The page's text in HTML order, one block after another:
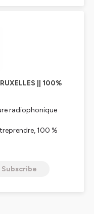
|| 100%
radiophonique
100 %
les liens
Subscribe